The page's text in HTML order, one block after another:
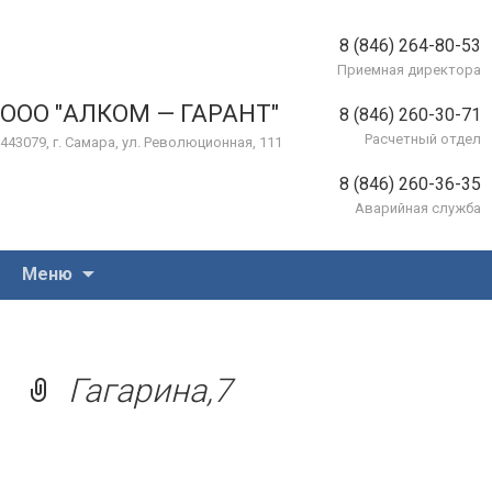
ООО "АЛКОМ — ГАРАНТ"
443079, г. Самара, ул. Революционная, 111
8 (846) 264-80-53
Приемная директора
8 (846) 260-30-71
Расчетный отдел
8 (846) 260-36-35
Аварийная служба
Меню
Гагарина,7